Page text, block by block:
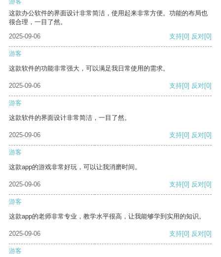
这款办公软件的界面设计非常简洁，使用起来非常方便。功能的布局也
很合理，一目了然。
2025-09-06
支持[0] 反对[0]
游客
这款软件的功能非常强大，可以满足我日常使用的需求。
2025-09-06 支持[0] 反对[0]
游客
这款软件的界面设计非常简洁，一目了然。
2025-09-06 支持[0] 反对[0]
游客
这款app的游戏非常好玩，可以让我消磨时间。
2025-09-06 支持[0] 反对[0]
游客
这款app的老师非常专业，教学水平很高，让我能够学到实用的知识。
2025-09-06 支持[0] 反对[0]
游客